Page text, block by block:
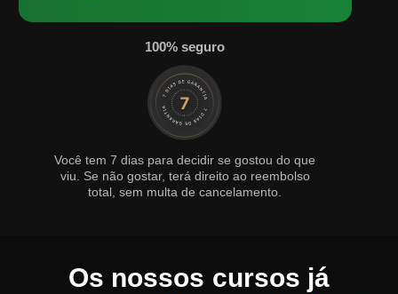
100% seguro
Você tem 7 dias para decidir se gostou do que
viu. Se não gostar, terá direito ao reembolso
total, sem multa de cancelamento.
Os nossos cursos já